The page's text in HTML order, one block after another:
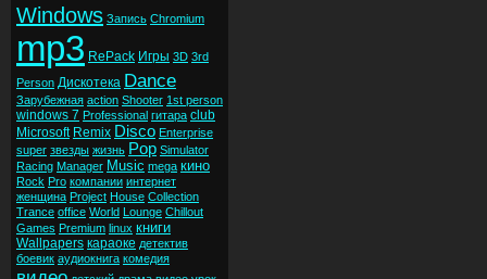
Windows Запись Chromium
mp3 RePack Игры 3D 3rd
Person Дискотека Dance
Зарубежная action Shooter 1st person
windows 7 Professional гитара club
Microsoft Remix Disco Enterprise
super звезды жизнь Pop Simulator
Racing Manager Music mega кино
Rock Pro компании интернет
женщина Project House Collection
Trance office World Lounge Chillout
Games Premium linux книги
Wallpapers караоке детектив
боевик аудиокнига комедия